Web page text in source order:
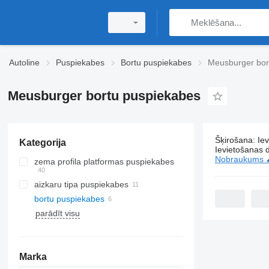
Autoline Puspiekabes Bortu puspiekabes Meusburger
Meusburger bortu puspiekabes
Kategorija
zema profila platformas puspiekabes
aizkaru tipa puspiekabes
bortu puspiekabes
parādīt visu
Marka
6
Šķirošana:
Ievietošanas
Nobraukums